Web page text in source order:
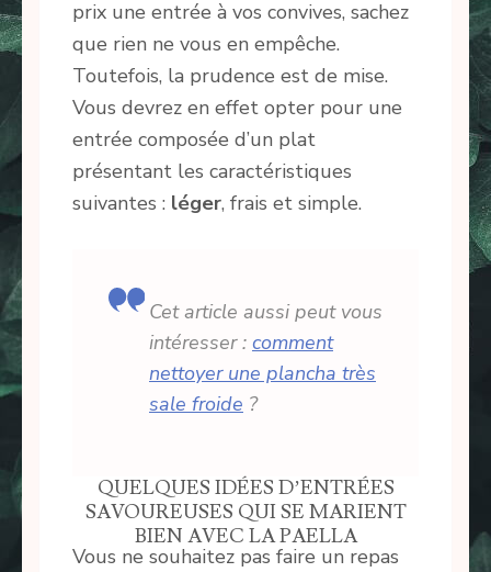
prix une entrée à vos convives, sachez
que rien ne vous en empêche.
Toutefois, la prudence est de mise.
Vous devrez en effet opter pour une
entrée composée d’un plat
présentant les caractéristiques
suivantes : léger, frais et simple.
Cet article aussi peut vous
intéresser : comment
nettoyer une plancha très
sale froide ?
QUELQUES IDÉES D’ENTRÉES
SAVOUREUSES QUI SE MARIENT
BIEN AVEC LA PAELLA
Vous ne souhaitez pas faire un repas